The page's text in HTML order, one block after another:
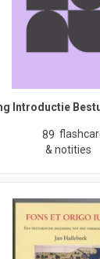
Introductie
89
& notities